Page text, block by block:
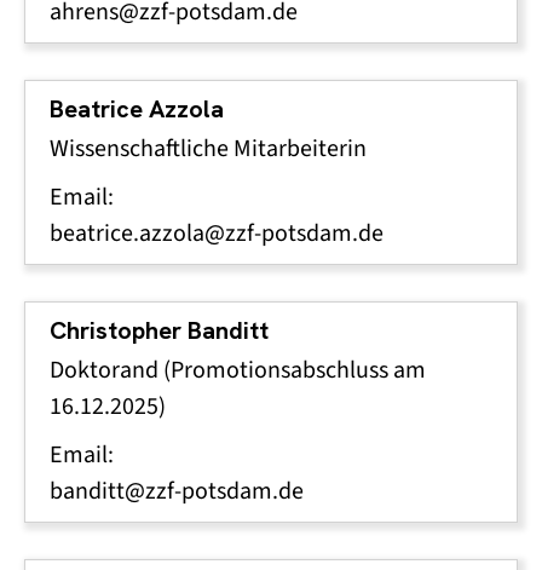
ahrens@zzf-potsdam.de
Beatrice Azzola
Wissenschaftliche Mitarbeiterin
Email:
beatrice.azzola@zzf-potsdam.de
Christopher Banditt
Doktorand (Promotionsabschluss am
16.12.2025)
Email:
banditt@zzf-potsdam.de